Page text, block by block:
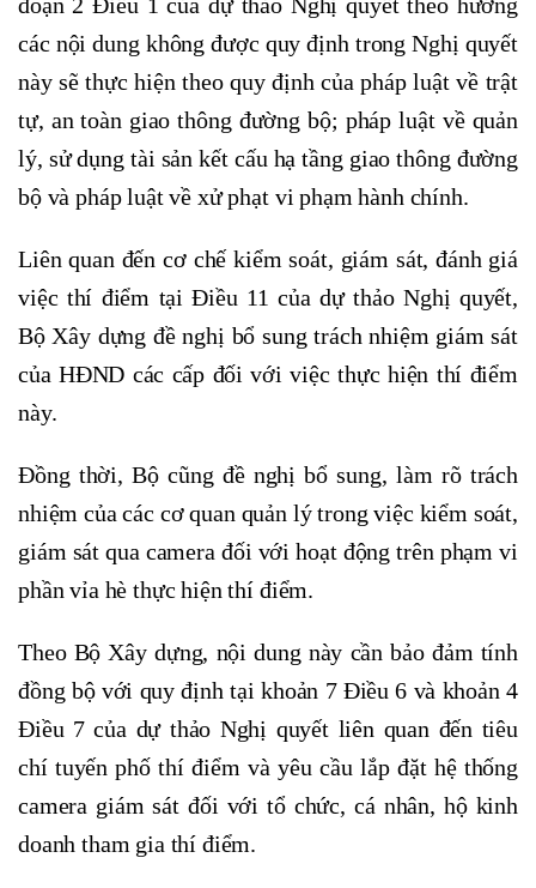
các nội dung không được quy định trong Nghị quyết
này sẽ thực hiện theo quy định của pháp luật về trật
tự, an toàn giao thông đường bộ; pháp luật về quản
lý, sử dụng tài sản kết cấu hạ tầng giao thông đường
bộ và pháp luật về xử phạt vi phạm hành chính.
Liên quan đến cơ chế kiểm soát, giám sát, đánh giá
việc thí điểm tại Điều 11 của dự thảo Nghị quyết,
Bộ Xây dựng đề nghị bổ sung trách nhiệm giám sát
của HĐND các cấp đối với việc thực hiện thí điểm
này.
Đồng thời, Bộ cũng đề nghị bổ sung, làm rõ trách
nhiệm của các cơ quan quản lý trong việc kiểm soát,
giám sát qua camera đối với hoạt động trên phạm vi
phần vỉa hè thực hiện thí điểm.
Theo Bộ Xây dựng, nội dung này cần bảo đảm tính
đồng bộ với quy định tại khoản 7 Điều 6 và khoản 4
Điều 7 của dự thảo Nghị quyết liên quan đến tiêu
chí tuyến phố thí điểm và yêu cầu lắp đặt hệ thống
camera giám sát đối với tổ chức, cá nhân, hộ kinh
doanh tham gia thí điểm.